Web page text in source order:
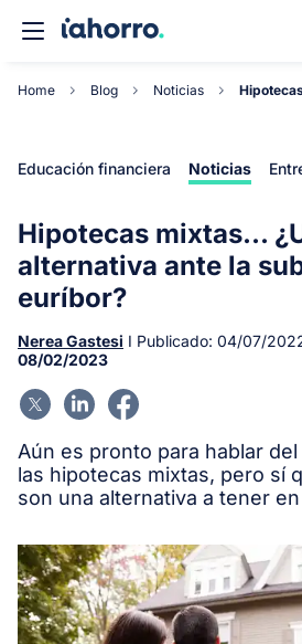
Home Blog Noticias
Educación financiera Noticias
Hipotecas mixtas...
alternativa ante la
euríbor?
Nerea Gastesi I Publicado: 04/07/
08/02/2023
Aún es pronto para hablar
las hipotecas mixtas, pero sí
son una alternativa a tener